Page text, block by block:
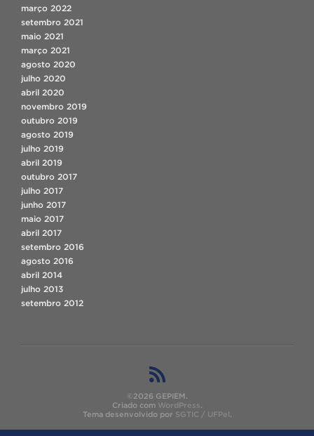
março 2022
setembro 2021
maio 2021
março 2021
agosto 2020
julho 2020
abril 2020
novembro 2019
outubro 2019
agosto 2019
julho 2019
abril 2019
outubro 2017
julho 2017
junho 2017
maio 2017
abril 2017
setembro 2016
agosto 2016
abril 2014
julho 2013
setembro 2012
©2026 GEPIEM.
Criado com WordPress.
Tema desenvolvido por SGTIC / UFPel.